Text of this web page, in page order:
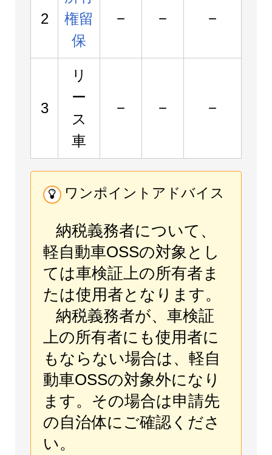
2
権留
保
− − −
3
リ
ー
ス
車
− − −
ワンポイントアドバイス
納税義務者について、
軽自動車OSSの対象とし
ては車検証上の所有者ま
たは使用者となります。
納税義務者が、車検証
上の所有者にも使用者に
もならない場合は、軽自
動車OSSの対象外になり
ます。その場合は申請先
の自治体にご確認くださ
い。